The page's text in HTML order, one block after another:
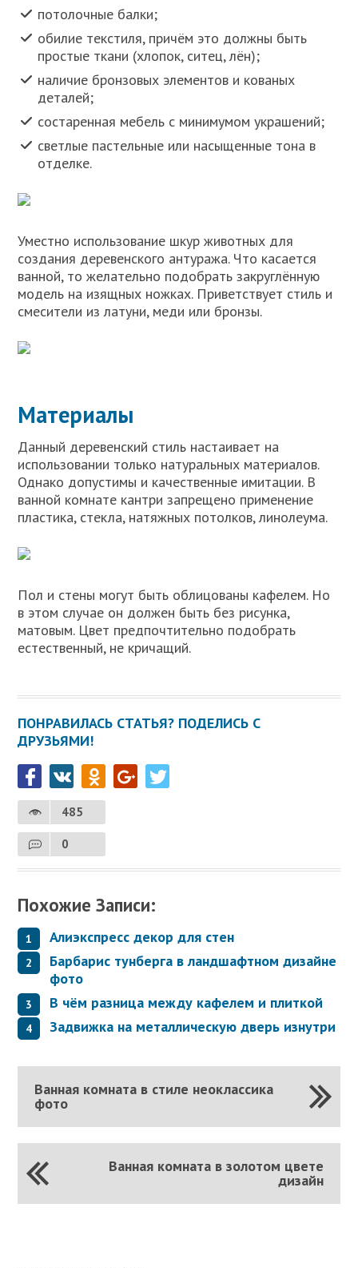
потолочные балки;
обилие текстиля, причём это должны быть
простые ткани (хлопок, ситец, лён);
наличие бронзовых элементов и кованых
деталей;
состаренная мебель с минимумом украшений;
светлые пастельные или насыщенные тона в
отделке.
Уместно использование шкур животных для
создания деревенского антуража. Что касается
ванной, то желательно подобрать закруглённую
модель на изящных ножках. Приветствует стиль и
смесители из латуни, меди или бронзы.
Материалы
Данный деревенский стиль настаивает на
использовании только натуральных материалов.
Однако допустимы и качественные имитации. В
ванной комнате кантри запрещено применение
пластика, стекла, натяжных потолков, линолеума.
Пол и стены могут быть облицованы кафелем. Но
в этом случае он должен быть без рисунка,
матовым. Цвет предпочтительно подобрать
естественный, не кричащий.
ПОНРАВИЛАСЬ СТАТЬЯ? ПОДЕЛИСЬ С
ДРУЗЬЯМИ!
485
0
Похожие Записи:
Алиэкспресс декор для стен
Барбарис тунберга в ландшафтном дизайне
фото
В чём разница между кафелем и плиткой
Задвижка на металлическую дверь изнутри
Ванная комната в стиле неоклассика
фото
Ванная комната в золотом цвете
дизайн